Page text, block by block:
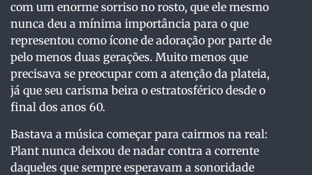
com um enorme sorriso no rosto, que ele mesmo
nunca deu a mínima importância para o que
representou como ícone de adoração por parte de
pelo menos duas gerações. Muito menos que
precisava se preocupar com a atenção da plateia,
já que seu carisma beira o estratosférico desde o
final dos anos 60.
Bastava a música começar para cairmos na real:
Plant nunca deixou de nadar contra a corrente
daqueles que sempre esperavam a sonoridade